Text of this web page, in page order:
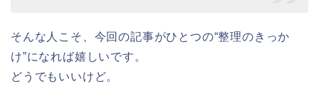
そんな人こそ、今回の記事がひとつの“整理のきっか
け”になれば嬉しいです。
どうでもいいけど。